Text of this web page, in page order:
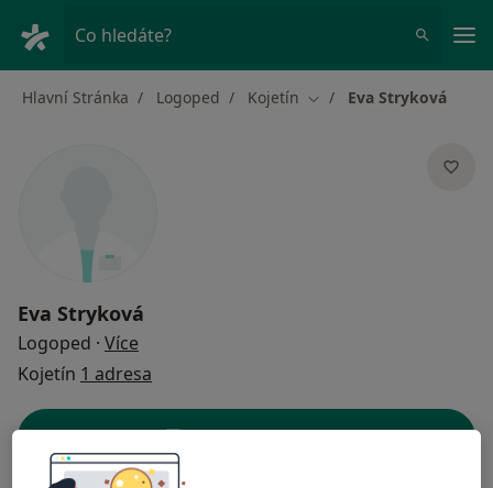
Co hledáte?
Hlavní Stránka Logoped Kojetín Změna města
Eva Stryková
Eva Stryková
Logoped · Více
Kojetín 1 adresa
Kontaktní údaje